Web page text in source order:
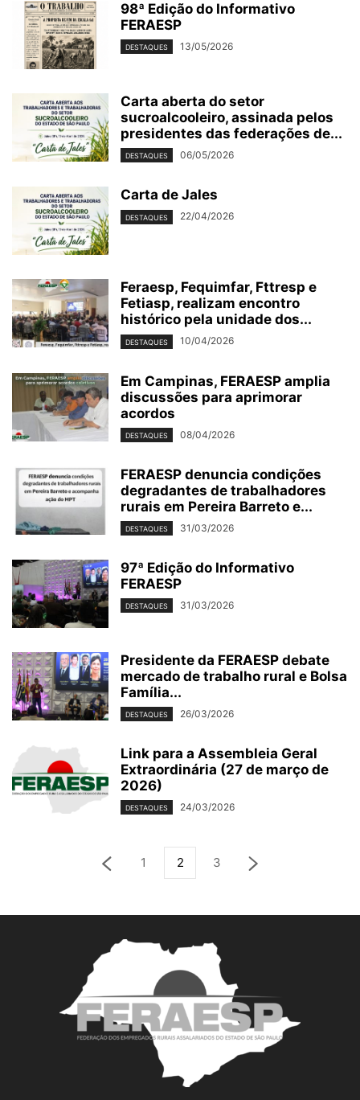
98ª Edição do Informativo
FERAESP
DESTAQUES 13/05/2026
Carta aberta do setor
sucroalcooleiro, assinada pelos
presidentes das federações de...
DESTAQUES 06/05/2026
Carta de Jales
DESTAQUES 22/04/2026
Feraesp, Fequimfar, Fttresp e
Fetiasp, realizam encontro
histórico pela unidade dos...
DESTAQUES 10/04/2026
Em Campinas, FERAESP amplia
discussões para aprimorar
acordos
DESTAQUES 08/04/2026
FERAESP denuncia condições
degradantes de trabalhadores
rurais em Pereira Barreto e...
DESTAQUES 31/03/2026
97ª Edição do Informativo
FERAESP
DESTAQUES 31/03/2026
Presidente da FERAESP debate
mercado de trabalho rural e Bolsa
Família...
DESTAQUES 26/03/2026
Link para a Assembleia Geral
Extraordinária (27 de março de
2026)
DESTAQUES 24/03/2026
1 2 3